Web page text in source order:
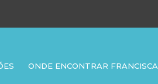
ONDE ENCONTRAR FRANCISCA